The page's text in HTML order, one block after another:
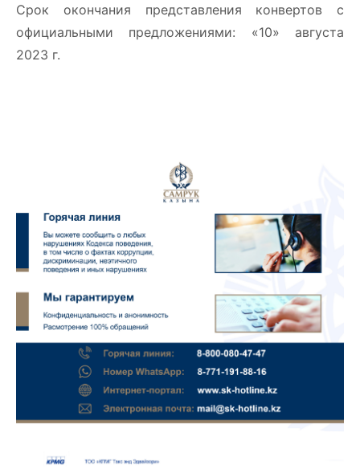
Срок окончания представления конвертов с
официальными предложениями: «10» августа
2023 г.